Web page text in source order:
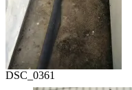
DSC_0361